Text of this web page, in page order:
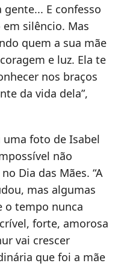
E confesso
silêncio. Mas
quem a sua mãe
e luz. Ela te
nos braços
da vida dela”,
uma foto de Isabel
não
Dia das Mães. “A
mas algumas
o tempo nunca
forte, amorosa
vai crescer
que foi a mãe